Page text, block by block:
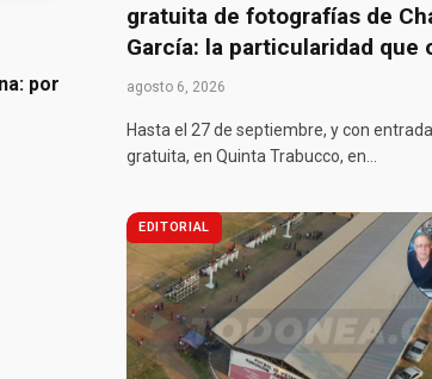
por
gratuita de fotografías de
García: la particularidad que
agosto 6, 2026
Hasta el 27 de septiembre, y con
gratuita, en Quinta Trabucco, en…
EDITORIAL